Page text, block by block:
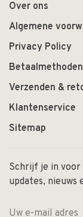
Over ons
Algemene
Privacy Policy
Betaalmethoden
Verzenden &
Klantenservice
Sitemap
Schrijf je in voor
updates, nieuws